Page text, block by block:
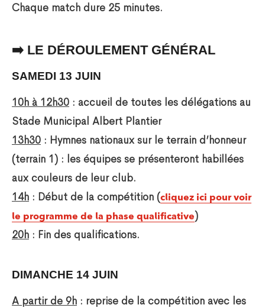
Chaque match dure 25 minutes.
➡️ LE DÉROULEMENT GÉNÉRAL
SAMEDI 13 JUIN
10h à 12h30 : accueil de toutes les délégations au
Stade Municipal Albert Plantier
13h30 : Hymnes nationaux sur le terrain d’honneur
(terrain 1) : les équipes se présenteront habillées
aux couleurs de leur club.
14h : Début de la compétition (cliquez ici pour voir
le programme de la phase qualificative)
20h : Fin des qualifications.
DIMANCHE 14 JUIN
A partir de 9h : reprise de la compétition avec les